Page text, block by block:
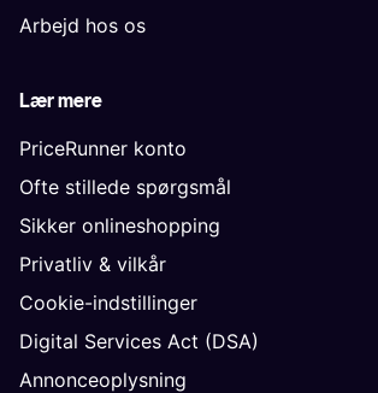
Arbejd hos os
Lær mere
PriceRunner konto
Ofte stillede spørgsmål
Sikker onlineshopping
Privatliv & vilkår
Cookie-indstillinger
Digital Services Act (DSA)
Annonceoplysning